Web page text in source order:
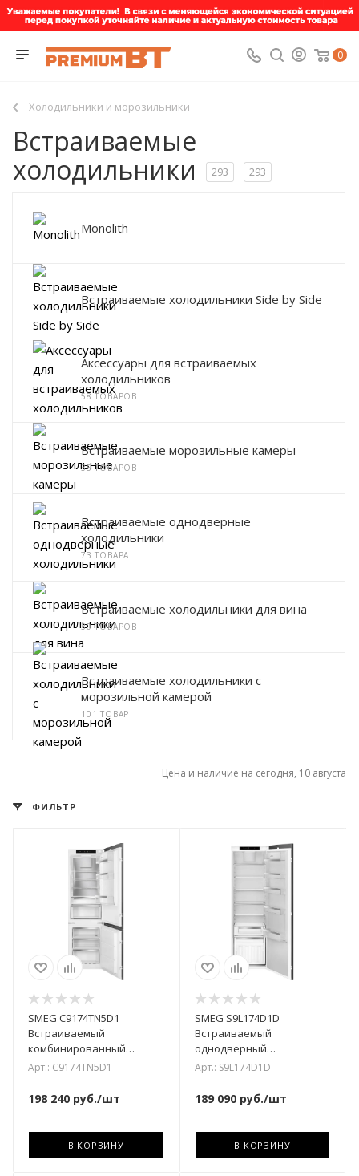
0
Холодильники и морозильники
Встраиваемые
холодильники
293 293
Monolith
Встраиваемые холодильники Side by Side
Аксессуары для встраиваемых
холодильников
58 ТОВАРОВ
Встраиваемые морозильные камеры
35 ТОВАРОВ
Встраиваемые однодверные
холодильники
73 ТОВАРА
Встраиваемые холодильники для вина
30 ТОВАРОВ
Встраиваемые холодильники с
морозильной камерой
101 ТОВАР
Цена и наличие на сегодня, 10 августа
ФИЛЬТР
SMEG C9174TN5D1
Встраиваемый
комбинированный
холодильник
Арт.: C9174TN5D1
198 240 руб./шт
В КОРЗИНУ
SMEG S9L174D1D
Встраиваемый
однодверный
холодильник без
Арт.: S9L174D1D
189 090руб./шт
В КОРЗИНУ